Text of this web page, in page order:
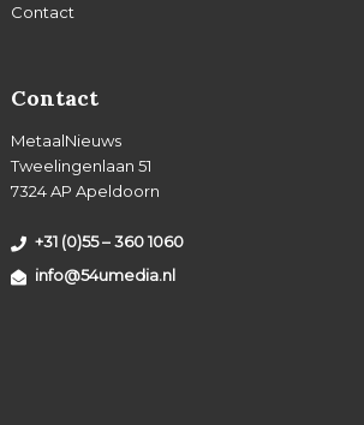
Contact
Contact
MetaalNieuws
Tweelingenlaan 51
7324 AP Apeldoorn
+31 (0)55 – 360 1060
info@54umedia.nl